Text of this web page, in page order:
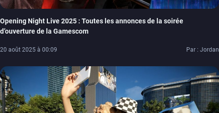
Opening Night Live 2025 : Toutes les annonces de la soirée
d’ouverture de la Gamescom
20 août 2025 à 00:09 Par : Jordan